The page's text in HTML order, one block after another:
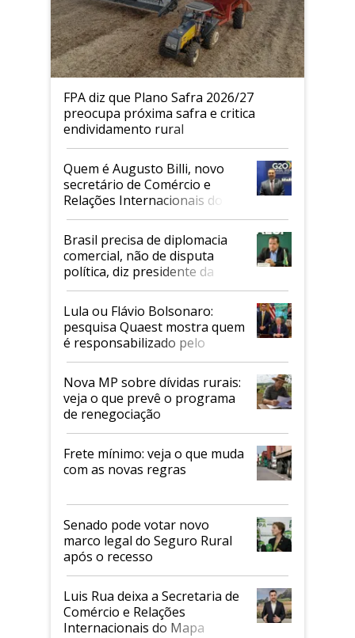
FPA diz que Plano Safra 2026/27
preocupa próxima safra e critica
endividamento rural
Quem é Augusto Billi, novo
secretário de Comércio e
Relações Internacionais do
Mapa
Brasil precisa de diplomacia
comercial, não de disputa
política, diz presidente da
Faesp
Lula ou Flávio Bolsonaro:
pesquisa Quaest mostra quem
é responsabilizado pelo
tarifaço dos EUA
Nova MP sobre dívidas rurais:
veja o que prevê o programa
de renegociação
Frete mínimo: veja o que muda
com as novas regras
Senado pode votar novo
marco legal do Seguro Rural
após o recesso
Luis Rua deixa a Secretaria de
Comércio e Relações
Internacionais do Mapa